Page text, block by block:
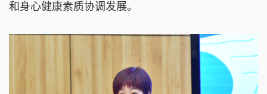
和身心健康素质协调发展。